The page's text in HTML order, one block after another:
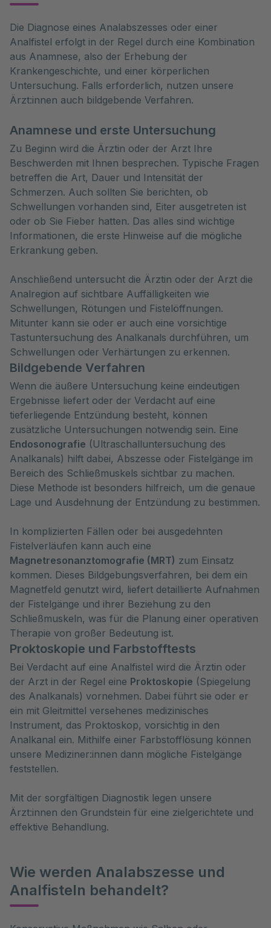
Die Diagnose eines Analabszesses oder einer
Analfistel erfolgt in der Regel durch eine Kombination
aus Anamnese, also der Erhebung der
Krankengeschichte, und einer körperlichen
Untersuchung. Falls erforderlich, nutzen unsere
Ärzt:innen auch bildgebende Verfahren.
Anamnese und erste Untersuchung
Zu Beginn wird die Ärztin oder der Arzt Ihre
Beschwerden mit Ihnen besprechen. Typische Fragen
betreffen die Art, Dauer und Intensität der
Schmerzen. Auch sollten Sie berichten, ob
Schwellungen vorhanden sind, Eiter ausgetreten ist
oder ob Sie Fieber hatten. Das alles sind wichtige
Informationen, die erste Hinweise auf die mögliche
Erkrankung geben.
Anschließend untersucht die Ärztin oder der Arzt die
Analregion auf sichtbare Auffälligkeiten wie
Schwellungen, Rötungen und Fistelöffnungen.
Mitunter kann sie oder er auch eine vorsichtige
Tastuntersuchung des Analkanals durchführen, um
Schwellungen oder Verhärtungen zu erkennen.
Bildgebende Verfahren
Wenn die äußere Untersuchung keine eindeutigen
Ergebnisse liefert oder der Verdacht auf eine
tieferliegende Entzündung besteht, können
zusätzliche Untersuchungen notwendig sein. Eine
Endosonografie (Ultraschalluntersuchung des
Analkanals) hilft dabei, Abszesse oder Fistelgänge im
Bereich des Schließmuskels sichtbar zu machen.
Diese Methode ist besonders hilfreich, um die genaue
Lage und Ausdehnung der Entzündung zu bestimmen.
In komplizierten Fällen oder bei ausgedehnten
Fistelverläufen kann auch eine
Magnetresonanztomografie (MRT) zum Einsatz
kommen. Dieses Bildgebungsverfahren, bei dem ein
Magnetfeld genutzt wird, liefert detaillierte Aufnahmen
der Fistelgänge und ihrer Beziehung zu den
Schließmuskeln, was für die Planung einer operativen
Therapie von großer Bedeutung ist.
Proktoskopie und Farbstofftests
Bei Verdacht auf eine Analfistel wird die Ärztin oder
der Arzt in der Regel eine Proktoskopie (Spiegelung
des Analkanals) vornehmen. Dabei führt sie oder er
ein mit Gleitmittel versehenes medizinisches
Instrument, das Proktoskop, vorsichtig in den
Analkanal ein. Mithilfe einer Farbstofflösung können
unsere Mediziner:innen dann mögliche Fistelgänge
feststellen.
Mit der sorgfältigen Diagnostik legen unsere
Ärzt:innen den Grundstein für eine zielgerichtete und
effektive Behandlung.
Wie werden Analabszesse und
Analfisteln behandelt?